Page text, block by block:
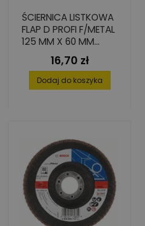
ŚCIERNICA LISTKOWA
FLAP D PROFI F/METAL
125 MM X 60 MM
PROSTACena
16,70 zł
Dodaj do koszyka